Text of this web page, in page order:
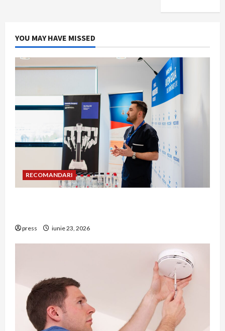
YOU MAY HAVE MISSED
RECOMANDARI
press iunie 23, 2026